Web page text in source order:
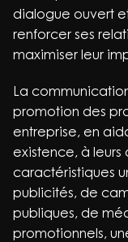
dialogue ouvert
renforcer ses
maximiser leur
La
promotion des
entreprise, en
existence, à leurs
caractéristiques
publicités, de
publiques, de
promotionnels,